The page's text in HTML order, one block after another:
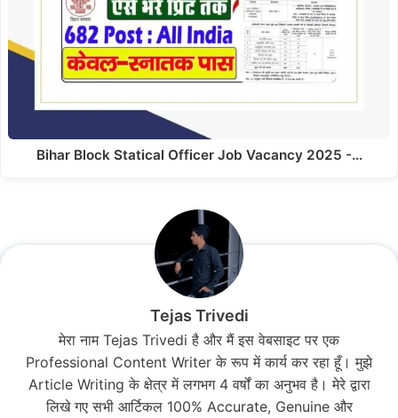
Bihar Block Statical Officer Job Vacancy 2025 -…
Tejas Trivedi
मेरा नाम Tejas Trivedi है और मैं इस वेबसाइट पर एक
Professional Content Writer के रूप में कार्य कर रहा हूँ। मुझे
Article Writing के क्षेत्र में लगभग 4 वर्षों का अनुभव है। मेरे द्वारा
लिखे गए सभी आर्टिकल 100% Accurate, Genuine और